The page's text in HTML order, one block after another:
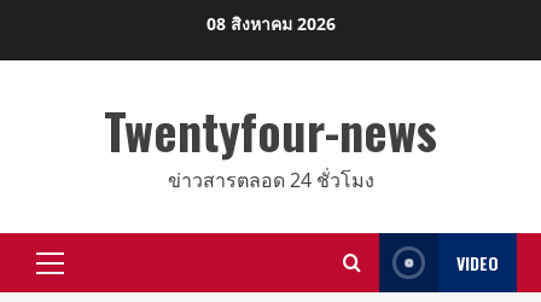
08 สิงหาคม 2026
Twentyfour-news
ข่าวสารตลอด 24 ชั่วโมง
Primary
VIDEO